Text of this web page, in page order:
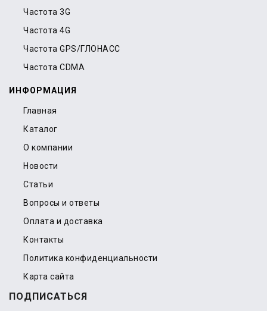
Частота 3G
Частота 4G
Частота GPS/ГЛОНАСС
Частота CDMA
ИНФОРМАЦИЯ
Главная
Каталог
О компании
Новости
Статьи
Вопросы и ответы
Оплата и доставка
Контакты
Политика конфиденциальности
Карта сайта
ПОДПИСАТЬСЯ